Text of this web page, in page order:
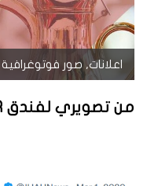
اعلانات,صور فوتوغرافية
من تصويري لفندق MOVENPICK-KHOBAR